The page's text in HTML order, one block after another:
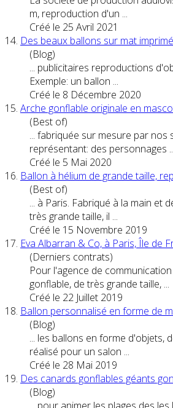
m, reproduction d'un ...
Créé le 25 Avril 2021
14. Des beaux ballons sur mat
(Blog)
... publicitaires reproductions
Exemple: un ballon ...
Créé le 8 Décembre 2020
15. Arche gonflable originale en
(Best of)
... fabriquée sur mesure par
représentant: des personnages
Créé le 5 Mai 2020
16. Ballon à hélium de grande taille,
(Best of)
... à Paris. Fabriqué à la main et
très grande taille, il ...
Créé le 15 Novembre 2019
17. Eva Albarran & Co, à Paris, Île de
(Derniers contrats)
Pour l'agence de
gonflable, de très grande taille, ...
Créé le 22 Juillet 2019
18. Ballon personnalisé en forme de
(Blog)
... les ballons en forme d'objets,
réalisé pour un salon ...
Créé le 28 Mai 2019
19. Des canards gonflables géants
(Blog)